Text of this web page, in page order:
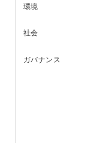
環境
社会
ガバナンス